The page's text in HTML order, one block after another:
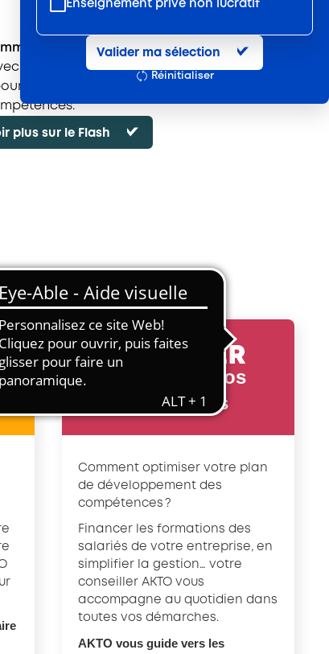
Enseignement privé non lucratif
Entretien et location textile
Hôtels, cafés, restaurants
Organismes de formation
Services d'eau et d'assainissement
Travail mécanique du bois
Transport et travail aérien
Travail temporaire
Autre secteur
Valider ma sélection
Réinitialiser
par un Flash !
vous
le Flash, un diagnostic rapide des
identifier vos priorités de recrutement, de
plus sur le Flash
et financer vos
formations
Comment optimiser votre plan
de développement des
compétences ?
Financer les formations des
salariés de votre entreprise, en
simplifier la gestion… votre
conseiller AKTO vous
accompagne au quotidien dans
toutes vos démarches.
AKTO vous guide vers les